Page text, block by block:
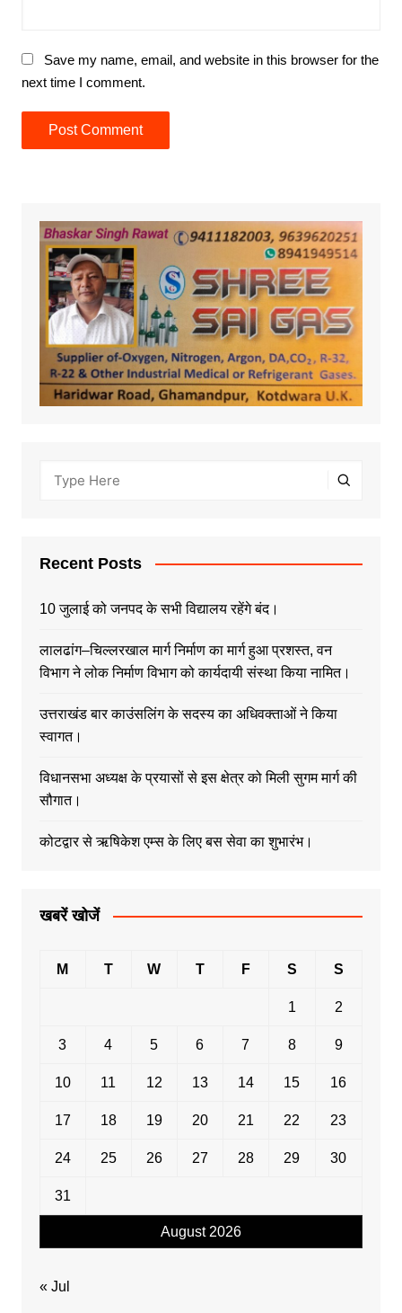
Save my name, email, and website in this browser for the
next time I comment.
Recent Posts
10 जुलाई को जनपद के सभी विद्यालय रहेंगे बंद।
लालढांग–चिल्लरखाल मार्ग निर्माण का मार्ग हुआ प्रशस्त, वन
विभाग ने लोक निर्माण विभाग को कार्यदायी संस्था किया नामित।
उत्तराखंड बार काउंसलिंग के सदस्य का अधिवक्ताओं ने किया
स्वागत।
विधानसभा अध्यक्ष के प्रयासों से इस क्षेत्र को मिली सुगम मार्ग की
सौगात।
कोटद्वार से ऋषिकेश एम्स के लिए बस सेवा का शुभारंभ।
खबरें खोजें
August 2026
M T W T F S S
1 2
3 4 5 6 7 8 9
10 11 12 13 14 15 16
17 18 19 20 21 22 23
24 25 26 27 28 29 30
31
« Jul